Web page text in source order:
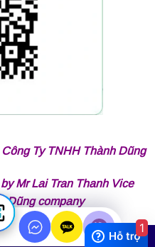
Ty TNHH Thành Dũng
Mr Lai Tran Thanh Vice
Dũng company
Dũng Auto
1